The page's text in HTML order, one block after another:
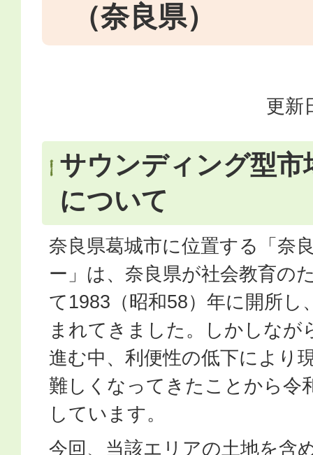
（奈良県）
更新
サウンディング型市
について
奈良県葛城市に位置する「奈
ー」は、奈良県が社会教育の
て1983（昭和58）年に開所し
まれてきました。しかしなが
進む中、利便性の低下により
難しくなってきたことから令
しています。
今回、当該エリアの土地を含